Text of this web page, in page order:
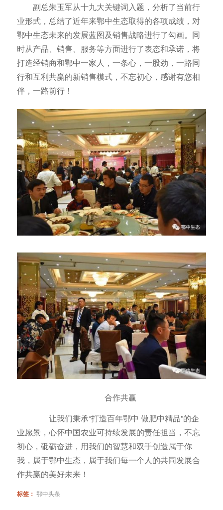
副总朱玉军从十九大关键词入题，分析了当前行
业形式，总结了近年来鄂中生态取得的各项成绩，对
鄂中生态未来的发展蓝图及销售战略进行了勾画。同
时从产品、销售、服务等方面进行了表态和承诺，将
打造经销商和鄂中一家人，一条心，一股劲，一路同
行和互利共赢的新销售模式，不忘初心，感谢有您相
伴，一路前行！
合作共赢
让我们秉承“打造百年鄂中 做肥中精品”的企
业愿景，心怀中国农业可持续发展的责任担当，不忘
初心，砥砺奋进，用我们的智慧和双手创造属于你
我，属于鄂中生态，属于我们每一个人的共同发展合
作共赢的美好未来！
标签： 鄂中头条